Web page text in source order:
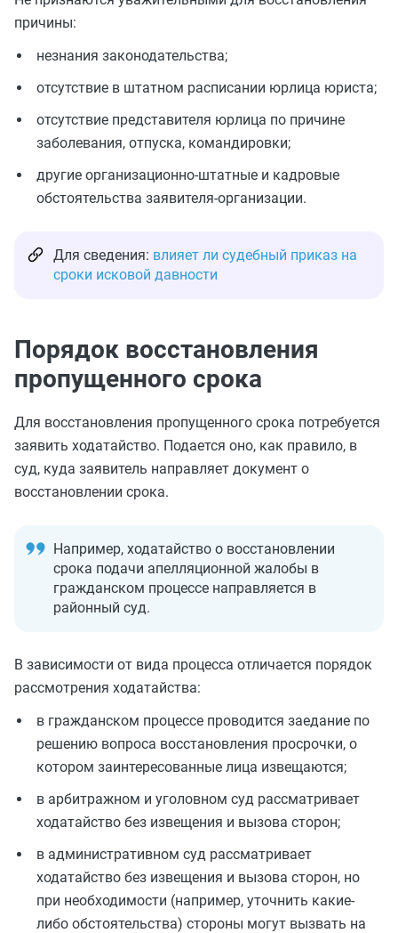
причины:
незнания законодательства;
отсутствие в штатном расписании юрлица юриста;
отсутствие представителя юрлица по причине
заболевания, отпуска, командировки;
другие организационно-штатные и кадровые
обстоятельства заявителя-организации.
Для сведения: влияет ли судебный приказ на
сроки исковой давности
Порядок восстановления
пропущенного срока
Для восстановления пропущенного срока потребуется
заявить ходатайство. Подается оно, как правило, в
суд, куда заявитель направляет документ о
восстановлении срока.
Например, ходатайство о восстановлении
срока подачи апелляционной жалобы в
гражданском процессе направляется в
районный суд.
В зависимости от вида процесса отличается порядок
рассмотрения ходатайства:
в гражданском процессе проводится заедание по
решению вопроса восстановления просрочки, о
котором заинтересованные лица извещаются;
в арбитражном и уголовном суд рассматривает
ходатайство без извещения и вызова сторон;
в административном суд рассматривает
ходатайство без извещения и вызова сторон, но
при необходимости (например, уточнить какие-
либо обстоятельства) стороны могут вызвать на